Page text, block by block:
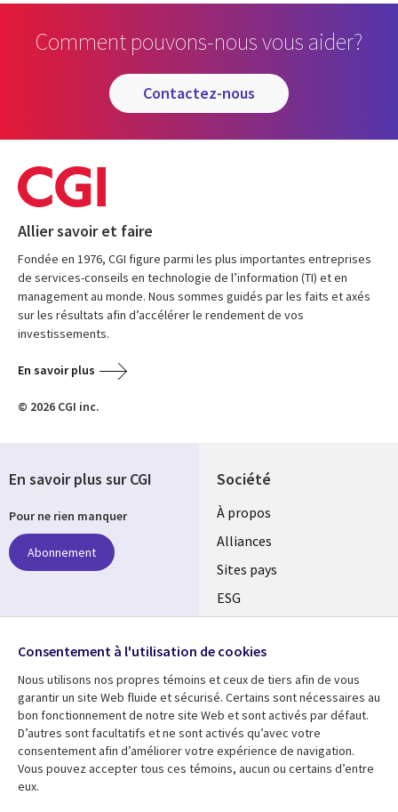
Comment pouvons-nous vous aider?
contactez-nous
Allier savoir et faire
Fondée en 1976, CGI figure parmi les plus importantes entreprises
de services-conseils en technologie de l’information (TI) et en
management au monde. Nous sommes guidés par les faits et axés
sur les résultats afin d’accélérer le rendement de vos
investissements.
En savoir plus
© 2026 CGI inc.
Société
À propos
Alliances
Sites pays
ESG
Fusions
Salle de presse
Ressources
Articles
Support
En savoir plus sur CGI
Pour ne rien manquer
Abonnement
Suivez-nous
Social
Media
Global
FR
Consentement à l'utilisation de cookies
Nous utilisons nos propres témoins et ceux de tiers afin de vous
garantir un site Web fluide et sécurisé. Certains sont nécessaires au
bon fonctionnement de notre site Web et sont activés par défaut.
D’autres sont facultatifs et ne sont activés qu’avec votre
consentement afin d’améliorer votre expérience de navigation.
Vous pouvez accepter tous ces témoins, aucun ou certains d’entre
eux.